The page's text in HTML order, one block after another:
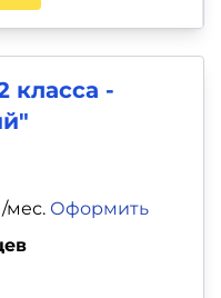
класса -
мес. Оформить